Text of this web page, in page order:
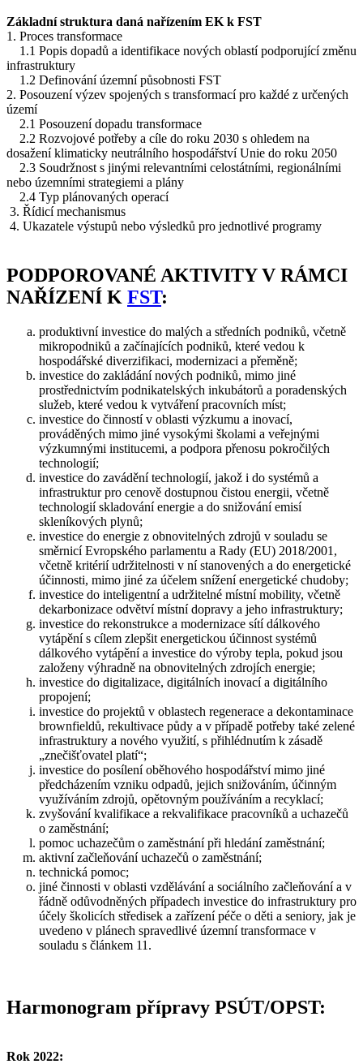
Základní struktura daná nařízením EK k FST
1. Proces transformace
1.1 Popis dopadů a identifikace nových oblastí podporující změnu
infrastruktury
1.2 Definování územní působnosti FST
2. Posouzení výzev spojených s transformací pro každé z určených
území
2.1 Posouzení dopadu transformace
2.2 Rozvojové potřeby a cíle do roku 2030 s ohledem na
dosažení klimaticky neutrálního hospodářství Unie do roku 2050
2.3 Soudržnost s jinými relevantními celostátními, regionálními
nebo územními strategiemi a plány
2.4 Typ plánovaných operací
3. Řídicí mechanismus
4. Ukazatele výstupů nebo výsledků pro jednotlivé programy
PODPOROVANÉ AKTIVITY V RÁMCI
NAŘÍZENÍ K FST:
produktivní investice do malých a středních podniků, včetně
mikropodniků a začínajících podniků, které vedou k
hospodářské diverzifikaci, modernizaci a přeměně;
investice do zakládání nových podniků, mimo jiné
prostřednictvím podnikatelských inkubátorů a poradenských
služeb, které vedou k vytváření pracovních míst;
investice do činností v oblasti výzkumu a inovací,
prováděných mimo jiné vysokými školami a veřejnými
výzkumnými institucemi, a podpora přenosu pokročilých
technologií;
investice do zavádění technologií, jakož i do systémů a
infrastruktur pro cenově dostupnou čistou energii, včetně
technologií skladování energie a do snižování emisí
skleníkových plynů;
investice do energie z obnovitelných zdrojů v souladu se
směrnicí Evropského parlamentu a Rady (EU) 2018/2001,
včetně kritérií udržitelnosti v ní stanovených a do energetické
účinnosti, mimo jiné za účelem snížení energetické chudoby;
investice do inteligentní a udržitelné místní mobility, včetně
dekarbonizace odvětví místní dopravy a jeho infrastruktury;
investice do rekonstrukce a modernizace sítí dálkového
vytápění s cílem zlepšit energetickou účinnost systémů
dálkového vytápění a investice do výroby tepla, pokud jsou
založeny výhradně na obnovitelných zdrojích energie;
investice do digitalizace, digitálních inovací a digitálního
propojení;
investice do projektů v oblastech regenerace a dekontaminace
brownfieldů, rekultivace půdy a v případě potřeby také zelené
infrastruktury a nového využití, s přihlédnutím k zásadě
„znečišťovatel platí“;
investice do posílení oběhového hospodářství mimo jiné
předcházením vzniku odpadů, jejich snižováním, účinným
využíváním zdrojů, opětovným používáním a recyklací;
zvyšování kvalifikace a rekvalifikace pracovníků a uchazečů
o zaměstnání;
pomoc uchazečům o zaměstnání při hledání zaměstnání;
aktivní začleňování uchazečů o zaměstnání;
technická pomoc;
jiné činnosti v oblasti vzdělávání a sociálního začleňování a v
řádně odůvodněných případech investice do infrastruktury pro
účely školicích středisek a zařízení péče o děti a seniory, jak je
uvedeno v plánech spravedlivé územní transformace v
souladu s článkem 11.
Harmonogram přípravy PSÚT/OPST:
Rok 2022: